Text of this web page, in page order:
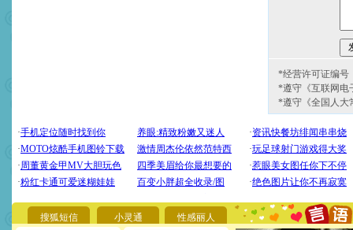
*经营许可证编号
*遵守《互联网电
*遵守《全国人大
搜狐短信 小灵通 性感丽人
[圣诞节] 圣诞节到了，想想
你太多，只有给你五千万
要平安！千万要知足！千
[圣诞节]不只这样的日子才
天都要快乐噢!
[圣诞节]奉上一颗祝福的心,